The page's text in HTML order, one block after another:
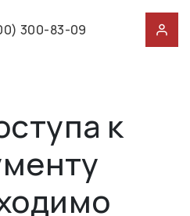
300-83-09
к